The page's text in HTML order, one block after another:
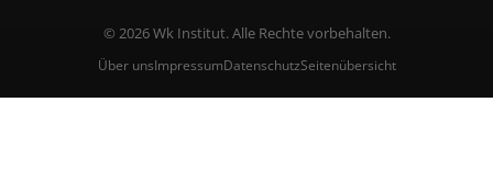
© 2026 Wk Institut. Alle Rechte vorbehalten.
Über unsImpressumDatenschutzSeitenübersicht